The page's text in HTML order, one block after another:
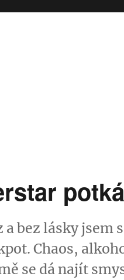
a bez lásky
Chaos,
se dá najít